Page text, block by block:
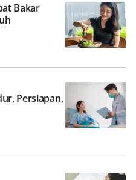
Bakar
Persiapan,